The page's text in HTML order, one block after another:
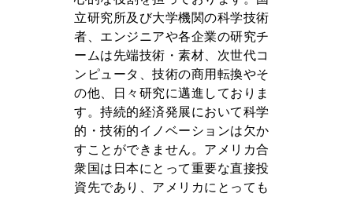
立研究所及び大学機関の科学技術
者、エンジニアや各企業の研究チ
ームは先端技術・素材、次世代コ
ンピュータ、技術の商用転換やそ
の他、日々研究に邁進しておりま
す。持続的経済発展において科学
的・技術的イノベーションは欠か
すことができません。アメリカ合
衆国は日本にとって重要な直接投
資先であり、アメリカにとっても